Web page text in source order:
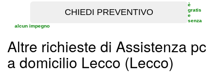
è
gratis
e
senza
alcun impegno
Altre richieste di Assistenza pc
a domicilio Lecco (Lecco)